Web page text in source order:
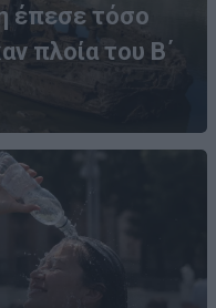
έπεσε τόσο
πλοία του Β΄